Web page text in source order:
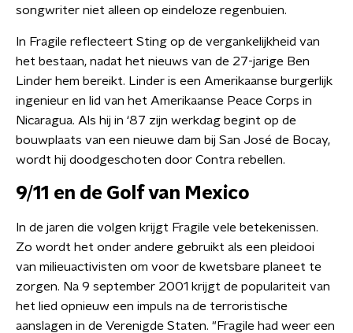
songwriter niet alleen op eindeloze regenbuien.
In Fragile reflecteert Sting op de vergankelijkheid van
het bestaan, nadat het nieuws van de 27-jarige Ben
Linder hem bereikt. Linder is een Amerikaanse burgerlijk
ingenieur en lid van het Amerikaanse Peace Corps in
Nicaragua. Als hij in ‘87 zijn werkdag begint op de
bouwplaats van een nieuwe dam bij San José de Bocay,
wordt hij doodgeschoten door Contra rebellen.
9/11 en de Golf van Mexico
In de jaren die volgen krijgt Fragile vele betekenissen.
Zo wordt het onder andere gebruikt als een pleidooi
van milieuactivisten om voor de kwetsbare planeet te
zorgen. Na 9 september 2001 krijgt de populariteit van
het lied opnieuw een impuls na de terroristische
aanslagen in de Verenigde Staten. "Fragile had weer een